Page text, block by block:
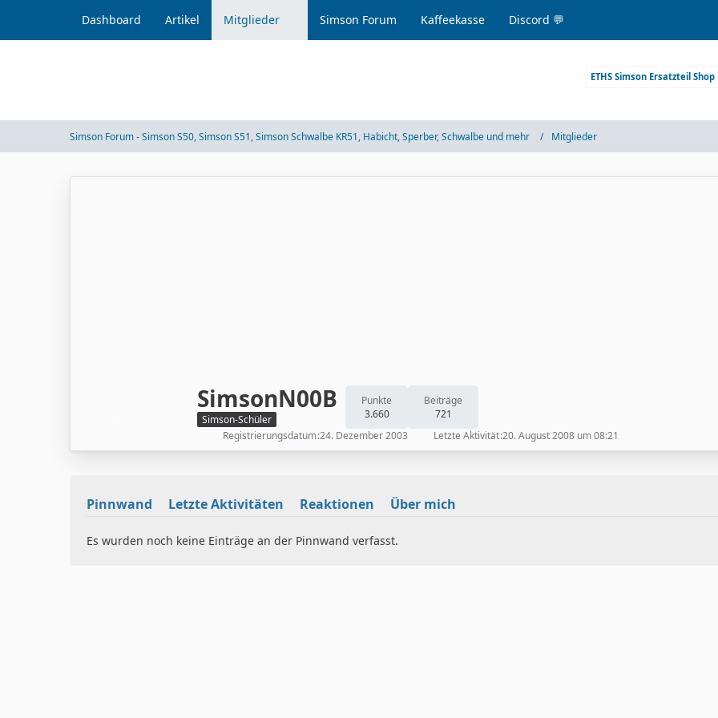
Dashboard Artikel Mitglieder Simson Forum Kaffeekasse Discord 💬
ETHS Simson Ersatzteil Shop
Simson Forum - Simson S50, Simson S51, Simson Schwalbe KR51, Habicht, Sperber, Schwalbe und mehr Mitglieder
SimsonN00B
Simson-Schüler
Punkte
3.660
Beiträge
721
Registrierungsdatum 24. Dezember 2003 Letzte Aktivität 20. August 2008 um 08:21
Pinnwand Letzte Aktivitäten Reaktionen Über mich
Es wurden noch keine Einträge an der Pinnwand verfasst.